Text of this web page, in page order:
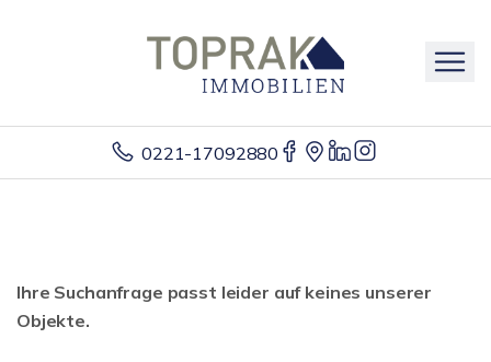
0221-17092880
Ihre Suchanfrage passt leider auf keines unserer
Objekte.